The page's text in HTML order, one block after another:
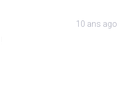
10 ans ago